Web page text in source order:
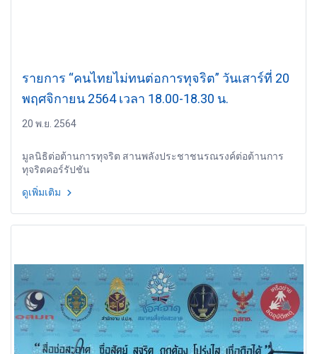
รายการ “คนไทยไม่ทนต่อการทุจริต” วันเสาร์ที่ 20
พฤศจิกายน 2564 เวลา 18.00-18.30 น.
20 พ.ย. 2564
มูลนิธิต่อต้านการทุจริต สานพลังประชาชนรณรงค์ต่อต้านการ
ทุจริตคอร์รัปชัน
ดูเพิ่มเติม